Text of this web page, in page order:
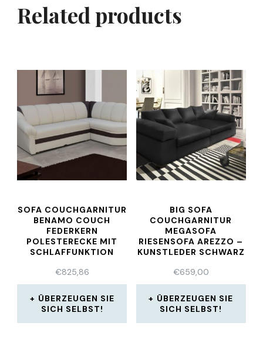
Related products
SOFA COUCHGARNITUR
BENAMO COUCH
FEDERKERN
POLESTERECKE MIT
SCHLAFFUNKTION
€825,86
ÜBERZEUGEN SIE
SICH SELBST!
BIG SOFA
COUCHGARNITUR
MEGASOFA
RIESENSOFA AREZZO –
KUNSTLEDER SCHWARZ
€659,00
ÜBERZEUGEN SIE
SICH SELBST!